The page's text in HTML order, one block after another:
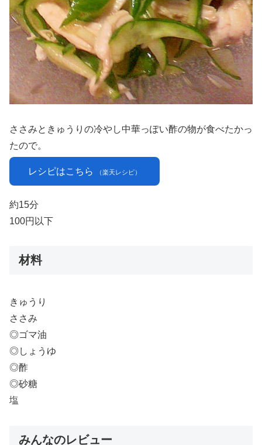
ささみときゅうりの冷やし中華っぽい酢の物が食べたかっ
たので。
レシピはこちら （楽天レシピ）
約15分
100円以下
材料
きゅうり
ささみ
◎ゴマ油
◎しょうゆ
◎酢
◎砂糖
塩
みんなのレビュー